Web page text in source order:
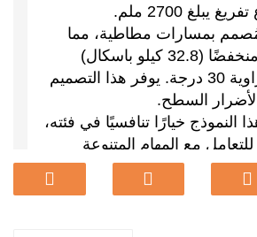
بمسارات مطاطية، مما
يُنتج ضغطًا أرضيًا منخفضًا (32.8 كيلو باسكال)
وإمكانية انحدار بزاوية 30 درجة. يوفر هذا التصميم
لأضرار السطح.
النموذج خيارًا تنافسيًا في فئته،
مع المهام المتنوعة
بشكل فعال.